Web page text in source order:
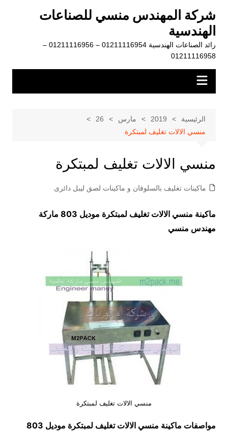
المحتوى
شركة المهندس منسي للصناعات
الهندسية
رائد الصناعات الهندسية 01211116954 – 01211116956 –
01211116958
الرئيسية 2019 مارس
26
منسي اﻻﻻت تغليف لمبتكرة
منسي اﻻﻻت تغليف لمبتكرة
ماكينات تغليف بالسلوفان و ماكينات لصق ليبل دائرى
ماكينة منسي اﻻﻻت تغليف لمبتكرة موديل 803 ماركة
مهندس منسي
منسي اﻻﻻت تغليف لمبتكرة
مواصفات ماكينة منسي اﻻﻻت تغليف لمبتكرة
موديل 803